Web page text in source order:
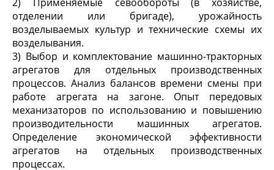
отделении или бригаде), урожайность
возделываемых культур и технические схемы их
возделывания.
3) Выбор и комплектование машинно-тракторных
агрегатов для отдельных производственных
процессов. Анализ балансов времени смены при
работе агрегата на загоне. Опыт передовых
механизаторов по использованию и повышению
производительности машинных агрегатов.
Определение экономической эффективности
агрегатов на отдельных производственных
процессах.